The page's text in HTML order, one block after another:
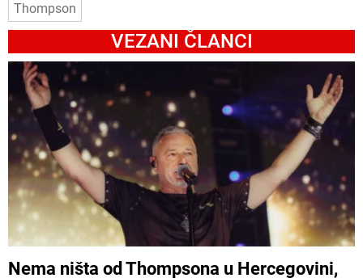
Thompson
VEZANI ČLANCI
Nema ništa od Thompsona u Hercegovini,